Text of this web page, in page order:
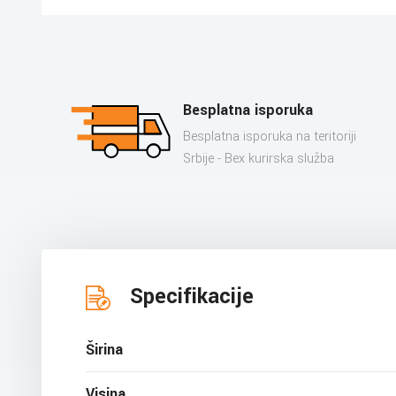
Besplatna isporuka
Besplatna isporuka na teritoriji
Srbije - Bex kurirska služba
Specifikacije
Širina